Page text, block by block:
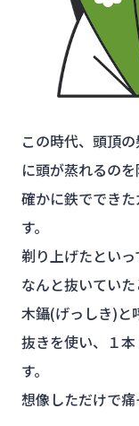
この時代、頭頂
に頭が蒸れるのを
確かに鉄ででき
す。
剃り上げたといっ
なんと抜いていた
木鑷(げっしき)と
抜きを使い、１
す。
想像しただけで痛